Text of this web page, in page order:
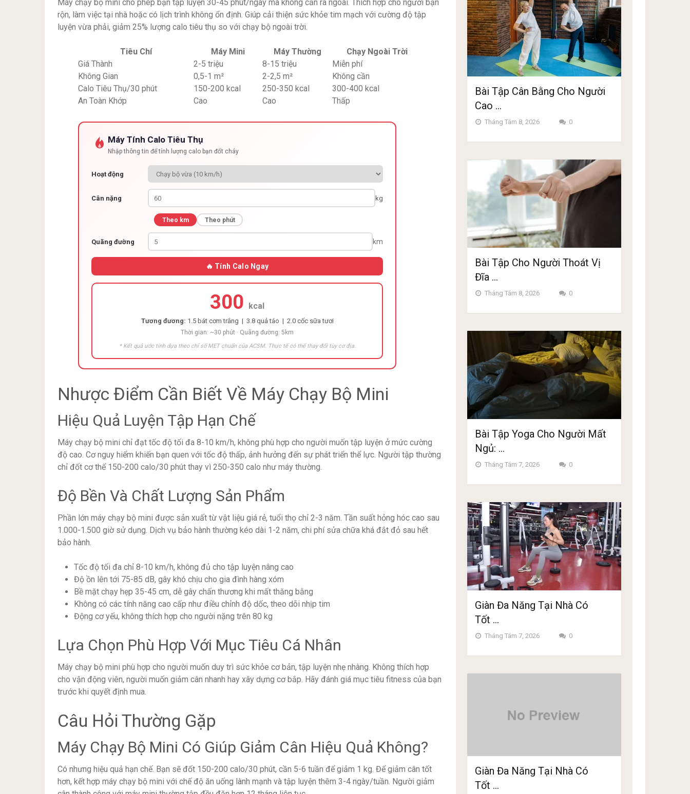
Máy chạy bộ mini cho phép bạn tập luyện 30-45 phút/ngày mà không cần ra ngoài. Thích hợp cho người bận
rộn, làm việc tại nhà hoặc có lịch trình không ổn định. Giúp cải thiện sức khỏe tim mạch với cường độ tập
luyện vừa phải, giảm 25% lượng calo tiêu thụ so với chạy bộ ngoài trời.
Tiêu Chí Máy Mini Máy Thường
Chạy Ngoài Trời
Giá Thành
2-5 triệu 8-15 triệu
Miễn phí
Không Gian
0,5-1 m² 2-2,5 m²
Không cần
Calo Tiêu Thụ/30 phút
150-200 kcal 250-350 kcal
300-400 kcal
An Toàn Khớp
Cao Cao Thấp
Máy Tính Calo Tiêu Thụ
Nhập thông tin để tính lượng calo bạn đốt cháy
Hoạt động
Cân nặng kg
Theo km Theo phút
Quãng đường km
🔥 Tính Calo Ngay
300 kcal
Tương đương: 1.5 bát cơm trắng | 3.8 quả táo | 2.0 cốc sữa tươi
Thời gian: ~30 phút · Quãng đường: 5km
* Kết quả ước tính dựa theo chỉ số MET chuẩn của ACSM. Thực tế có thể thay đổi tùy cơ địa.
Nhược Điểm Cần Biết Về Máy Chạy Bộ Mini
Hiệu Quả Luyện Tập Hạn Chế
Máy chạy bộ mini chỉ đạt tốc độ tối đa 8-10 km/h, không phù hợp cho người muốn tập luyện ở mức cường
độ cao. Cơ nguy hiểm khiến bạn quen với tốc độ thấp, ảnh hưởng đến sự phát triển thể lực. Người tập thường
chỉ đốt cơ thể 150-200 calo/30 phút thay vì 250-350 calo như máy thường.
Độ Bền Và Chất Lượng Sản Phẩm
Phần lớn máy chạy bộ mini được sản xuất từ vật liệu giá rẻ, tuổi thọ chỉ 2-3 năm. Tần suất hỏng hóc cao sau
1.000-1.500 giờ sử dụng. Dịch vụ bảo hành thường kéo dài 1-2 năm, chi phí sửa chữa khá đắt đỏ sau hết
bảo hành.
Tốc độ tối đa chỉ 8-10 km/h, không đủ cho tập luyện nâng cao
Độ ồn lên tới 75-85 dB, gây khó chịu cho gia đình hàng xóm
Bề mặt chạy hẹp 35-45 cm, dễ gây chấn thương khi mất thăng bằng
Không có các tính năng cao cấp như điều chỉnh độ dốc, theo dõi nhịp tim
Động cơ yếu, không thích hợp cho người nặng trên 80 kg
Lựa Chọn Phù Hợp Với Mục Tiêu Cá Nhân
Máy chạy bộ mini phù hợp cho người muốn duy trì sức khỏe cơ bản, tập luyện nhẹ nhàng. Không thích hợp
cho vận động viên, người muốn giảm cân nhanh hay xây dựng cơ bắp. Hãy đánh giá mục tiêu fitness của bạn
trước khi quyết định mua.
Câu Hỏi Thường Gặp
Máy Chạy Bộ Mini Có Giúp Giảm Cân Hiệu Quả Không?
Có nhưng hiệu quả hạn chế. Bạn sẽ đốt 150-200 calo/30 phút, cần 5-6 tuần để giảm 1 kg. Để giảm cân tốt
hơn, kết hợp máy chạy bộ mini với chế độ ăn uống lành mạnh và tập luyện thêm 3-4 ngày/tuần. Người giảm
Bài Tập Cân Bằng Cho Người
Cao …
Tháng Tám 8, 2026 0
Bài Tập Cho Người Thoát Vị
Đĩa …
Tháng Tám 8, 2026 0
Bài Tập Yoga Cho Người Mất
Ngủ: …
Tháng Tám 7, 2026 0
Giàn Đa Năng Tại Nhà Có
Tốt …
Tháng Tám 7, 2026 0
Giàn Đa Năng Tại Nhà Có
Tốt …